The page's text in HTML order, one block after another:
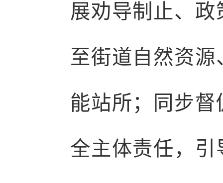
展劝导制止、
至街道自然资
能站所；同步
全主体责任，